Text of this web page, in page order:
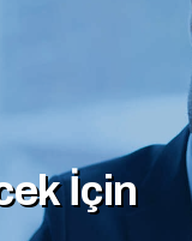
Adımı
İçin